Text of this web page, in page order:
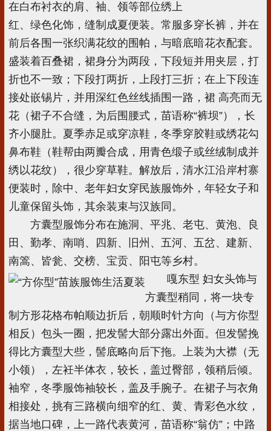
在白布衬衣的肩、袖、领等部位绣上
红、绿色化饰，缝制成夏便装。常服多穿长裤，并在
前后各围一张织满花纹的围帕，与暗底暗花衣配套。
盛装着百叠裙，裙身分为两段，下段短并用夹层，打
折也不一致；下段打两折，上段打三折；在上下段连
接处嵌锡片，并用深红色丝线插围一路，裙 高亮而无
花（裙子不合缝，为后围腰式，苗语称“裤坝”），长
齐小腿肚。夏季赤足或穿凉鞋，冬季穿胶鞋或绣花勾
鼻布鞋（鞋帮由两瓣合成，用青色缎子或丝绒制成并
绣以花纹），很少穿草鞋。解放后，清水江沿岸村寨
便装时，除中、老年妇女穿民族服饰外，年轻女子和
儿童保留头饰，其余装束与汉族同。
方囊型服饰分布在施洞、平兆、老屯、黄泡、良
田、勤孝、南哨、四新、旧州、五河、五岔、建新、
南篙、皆瓮、交榜、宝贡、阳屯等乡村。
嘎东型 妇女头饰与
方囊型稍同，将一块专
制方形花格布帕顺边折后，朝顺时针方向（与方你型
相反）包头一圈，把发髻大部分露出外面。但发髻挽
得比方囊型大些，髻底略向后下拖。上装为大襟（无
小领），左衽半体衣，较长，盖过臀部，领稍后倾。
袖窄，冬季服饰袖较长，盖及手腕子。在裙子与衣角
相接处，挑有三路横向细窄的红、黄、青彩色水纹，
据当地口碑，上一路代表黄河，苗语称“翁仿”；中路